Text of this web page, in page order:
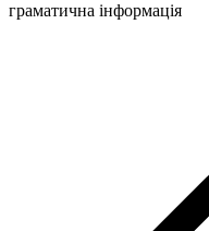
граматична інформація